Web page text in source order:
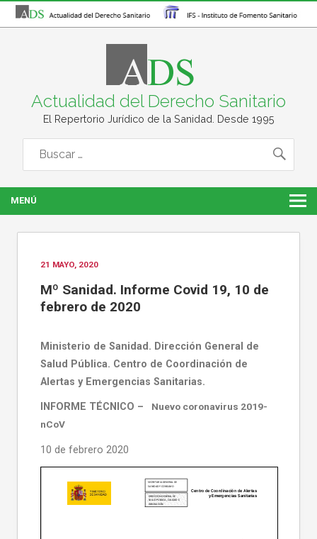
Actualidad del Derecho Sanitario
El Repertorio Jurídico de la Sanidad. Desde 1995
MENÚ
21 MAYO, 2020
Mº Sanidad. Informe Covid 19, 10 de
febrero de 2020
Ministerio de Sanidad. Dirección General de
Salud Pública. Centro de Coordinación de
Alertas y Emergencias Sanitarias.
INFORME TÉCNICO –
Nuevo coronavirus 2019-
nCoV
10 de febrero 2020